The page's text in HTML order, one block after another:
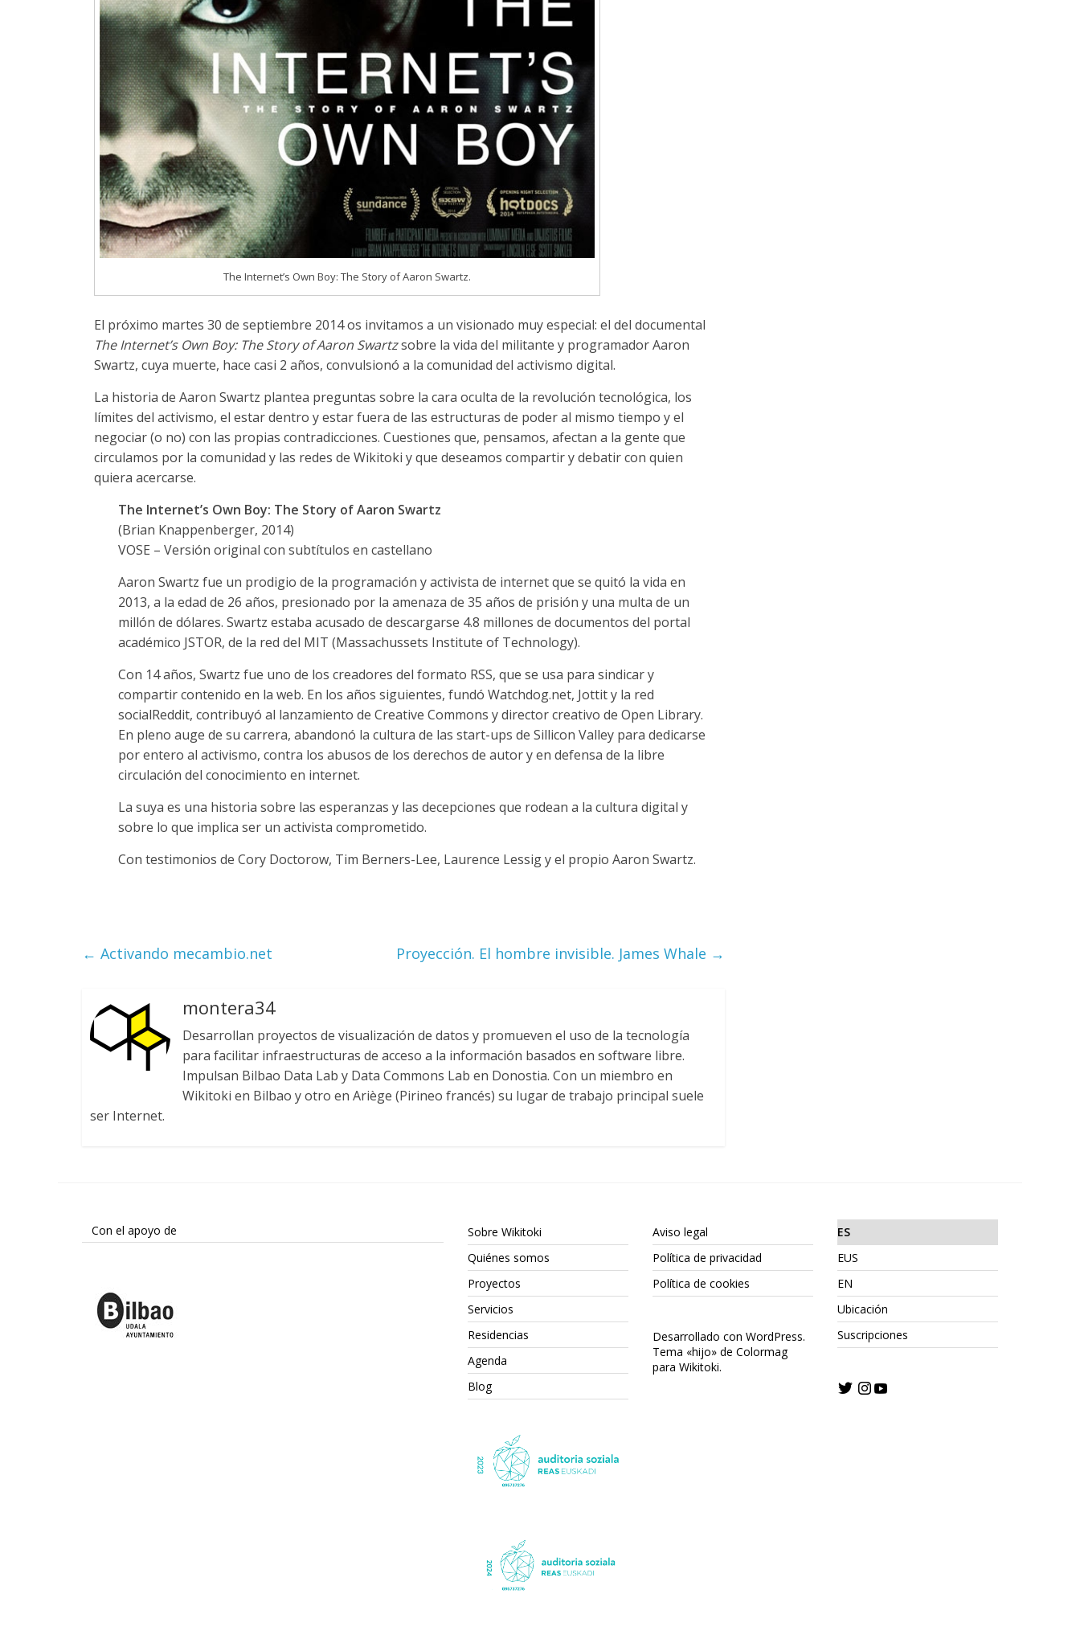
The Internet’s Own Boy: The Story of Aaron Swartz.
El próximo martes 30 de septiembre 2014 os invitamos a un visionado muy especial: el del documental
The Internet’s Own Boy: The Story of Aaron Swartzsobre la vida del militante y programador Aaron
Swartz, cuya muerte, hace casi 2 años, convulsionó a la comunidad del activismo digital.
La historia de Aaron Swartz plantea preguntas sobre la cara oculta de la revolución tecnológica, los
límites del activismo, el estar dentro y estar fuera de las estructuras de poder al mismo tiempo y el
negociar (o no) con las propias contradicciones. Cuestiones que, pensamos, afectan a la gente que
circulamos por la comunidad y las redes de Wikitoki y que deseamos compartir y debatir con quien
quiera acercarse.
The Internet’s Own Boy: The Story of Aaron Swartz
(Brian Knappenberger, 2014)
VOSE – Versión original con subtítulos en castellano
Aaron Swartz fue un prodigio de la programación y activista de internet que se quitó la vida en
2013, a la edad de 26 años, presionado por la amenaza de 35 años de prisión y una multa de un
millón de dólares. Swartz estaba acusado de descargarse 4.8 millones de documentos del portal
académico JSTOR, de la red del MIT (Massachussets Institute of Technology).
Con 14 años, Swartz fue uno de los creadores del formato RSS, que se usa para sindicar y
compartir contenido en la web. En los años siguientes, fundó Watchdog.net, Jottit y la red
socialReddit, contribuyó al lanzamiento de Creative Commons y director creativo de Open Library.
En pleno auge de su carrera, abandonó la cultura de las start-ups de Sillicon Valley para dedicarse
por entero al activismo, contra los abusos de los derechos de autor y en defensa de la libre
circulación del conocimiento en internet.
La suya es una historia sobre las esperanzas y las decepciones que rodean a la cultura digital y
sobre lo que implica ser un activista comprometido.
Con testimonios de Cory Doctorow, Tim Berners-Lee, Laurence Lessig y el propio Aaron Swartz.
← Activando mecambio.net Proyección. El hombre invisible. James Whale →
montera34
Desarrollan proyectos de visualización de datos y promueven el uso de la tecnología
para facilitar infraestructuras de acceso a la información basados en software libre.
Impulsan Bilbao Data Lab y Data Commons Lab en Donostia. Con un miembro en
Wikitoki en Bilbao y otro en Ariège (Pirineo francés) su lugar de trabajo principal suele
ser Internet.
Con el apoyo de
Sobre Wikitoki
Quiénes somos
Proyectos
Servicios
Residencias
Agenda
Blog
Aviso legal
Política de privacidad
Política de cookies
Desarrollado con WordPress.
Tema «hijo» de Colormag
para Wikitoki.
ES
EUS
EN
Ubicación
Suscripciones